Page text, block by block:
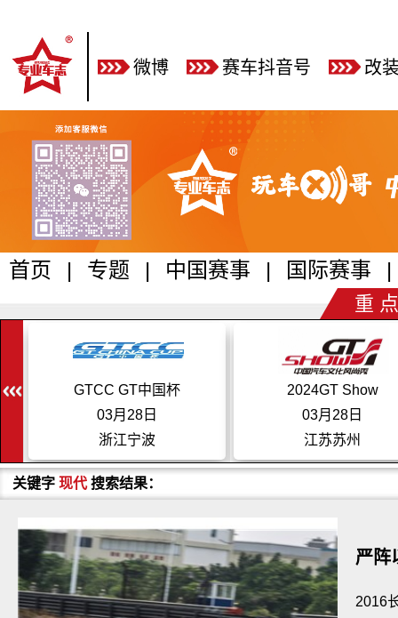
微博 赛车抖音号 改
首页 | 专题 | 中国赛事 | 国际赛事 |
重
GTCC GT中国杯
03月28日
浙江宁波
2024GT Show
03月28日
江苏苏州
关键字 现代搜索结果：
严阵
2016